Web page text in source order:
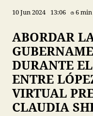
10 Jun 2024 13:06 6 min
ABORDAR
DURANTE
ENTRE
VIRTUAL
CLAUDIA